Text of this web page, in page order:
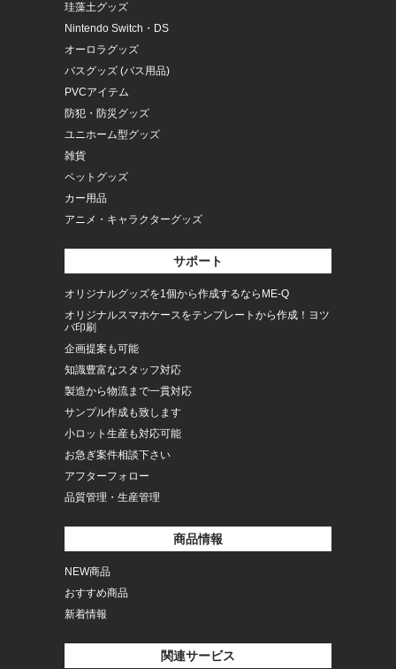
珪藻土グッズ
Nintendo Switch・DS
オーロラグッズ
バスグッズ (バス用品)
PVCアイテム
防犯・防災グッズ
ユニホーム型グッズ
雑貨
ペットグッズ
カー用品
アニメ・キャラクターグッズ
サポート
オリジナルグッズを1個から作成するならME-Q
オリジナルスマホケースをテンプレートから作成！ヨツ
バ印刷
企画提案も可能
知識豊富なスタッフ対応
製造から物流まで一貫対応
サンプル作成も致します
小ロット生産も対応可能
お急ぎ案件相談下さい
アフターフォロー
品質管理・生産管理
商品情報
NEW商品
おすすめ商品
新着情報
関連サービス